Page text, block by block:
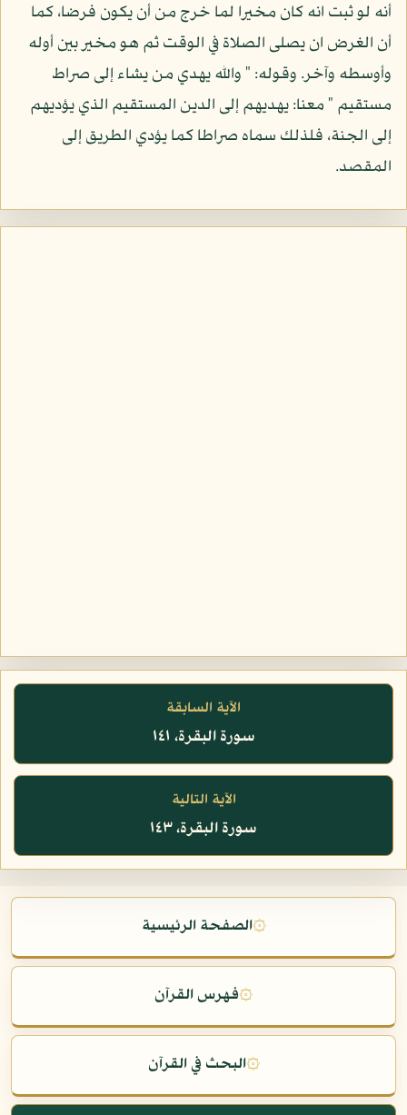
أنه لو ثبت انه كان مخيرا لما خرج من أن يكون فرضا، كما
أن الغرض ان يصلى الصلاة في الوقت ثم هو مخير بين أوله
وأوسطه وآخر. وقوله: " والله يهدي من يشاء إلى صراط
مستقيم " معنا: يهديهم إلى الدين المستقيم الذي يؤديهم
إلى الجنة، فلذلك سماه صراطا كما يؤدي الطريق إلى
المقصد.
الآية السابقة
سورة البقرة، ١٤١
الآية التالية
سورة البقرة، ١٤٣
۞الصفحة الرئيسية
۞فهرس القرآن
۞البحث في القرآن